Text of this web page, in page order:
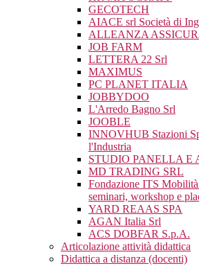
GECOTECH
AIACE srl Società di
ALLEANZA
JOB FARM
LETTERA 22 Srl
MAXIMUS
PC PLANET ITALIA
JOBBYDOO
L'Arredo Bagno Srl
JOOBLE
INNOVHUB Stazioni
l'Industria
STUDIO PANELLA E
MD TRADING SRL
Fondazione ITS
seminari, workshop e
YARD REAAS SPA
AGAN Italia Srl
ACS DOBFAR S.p.A.
Articolazione attività didattica
Didattica a distanza (docenti)